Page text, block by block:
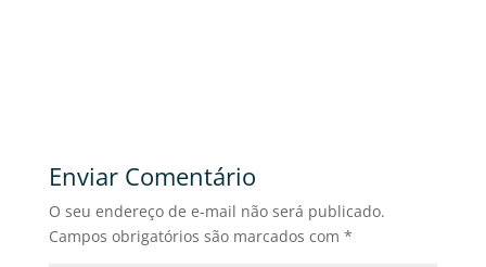
Enviar Comentário
O seu endereço de e-mail não será publicado.
Campos obrigatórios são marcados com *